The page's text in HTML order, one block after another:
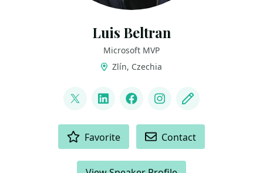
Luis Beltran
Microsoft MVP
Zlín, Czechia
@darkicebeam
LinkedInFacebookInstagram
Blog
Favorite Contact